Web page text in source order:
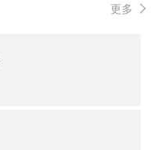
更多